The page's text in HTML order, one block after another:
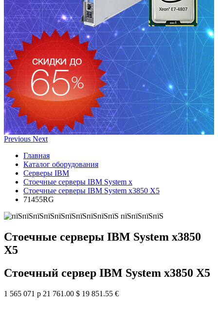
Previous Next
Главная
Каталог оборудования
Серверы IBM
Стоечные серверы IBM System x
Стоечные серверы IBM System x3850 X5
71455RG
Стоечные серверы IBM System x3850
X5
Стоечный сервер IBM System x3850 X5
1 565 071 р 21 761.00 $ 19 851.55 €